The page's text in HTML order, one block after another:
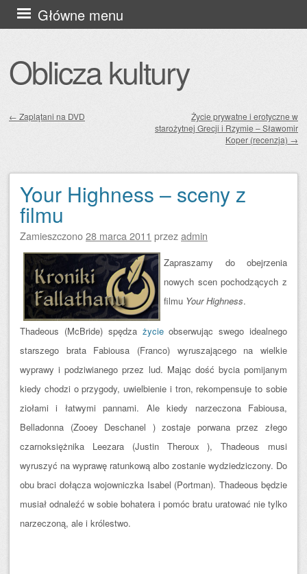
Oblicza kultury
Główne menu
Przejdź
do
← Zaplątani na DVD
Życie prywatne i erotyczne w
starożytnej Grecji i Rzymie – Sławomir
Koper (recenzja) →
Your Highness – sceny z
filmu
Zamieszczono28 marca 2011 przezadmin
Zapraszamy do obejrzenia
nowych scen pochodzących z
filmu Your Highness.
Thadeous (McBride) spędza życieobserwując swego idealnego
starszego brata Fabiousa (Franco) wyruszającego na wielkie
wyprawy i podziwianego przez lud. Mając dość bycia pomijanym
kiedy chodzi o przygody, uwielbienie i tron, rekompensuje to sobie
ziołami i łatwymi pannami. Ale kiedy narzeczona Fabiousa,
Belladonna (Zooey Deschanel ) zostaje porwana przez złego
czarnoksiężnika Leezara (Justin Theroux ), Thadeous musi
wyruszyć na wyprawę ratunkową albo zostanie wydziedziczony. Do
obu braci dołącza wojowniczka Isabel (Portman). Thadeous będzie
musiał odnaleźć w sobie bohatera i pomóc bratu uratować nie tylko
narzeczoną, ale i królestwo.